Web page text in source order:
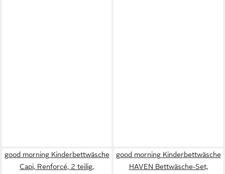
good morning Kinderbettwäsche
Capi, Renforcé, 2 teilig,
good morning Kinderbettwäsche
HAVEN Bettwäsche-Set,